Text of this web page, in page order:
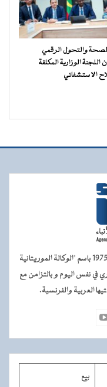
والتحول الرقمي
اللجنة الوزارية المكلفة
الاستشفائي
أنشئت الوكالة الموريتانية للأنباء في فاتح يوليو 1975 باسم "الوكالة الموريتانية
في نفس اليوم و بالتزامن مع
العربية والفرنسية.
بيع